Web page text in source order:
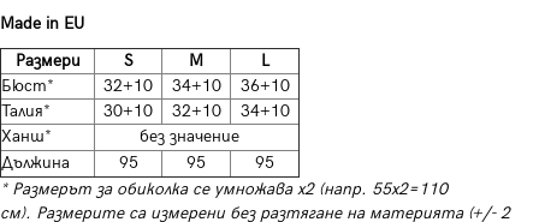
Made in EU
Размери
S M
L
Бюст*
32+10 34+10
36+10
Талия*
30+10 32+10
34+10
Ханш*
без значение
Дължина
95 95
95
* Размерът за обиколка се умножава х2 (напр. 55х2=110
см). Размерите са измерени без разтягане на материята (+/- 2